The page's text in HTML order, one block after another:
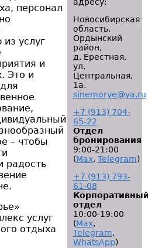
персонал
услуг
и
Это и
– чтобы
радость
услуг
отдыха
адресу:
Новосибирская
область,
Ордынский
район,
д. Ерестная,
ул.
Центральная,
1а.
sinemorye@ya.ru
+7 (913) 704-
65-22
Отдел
бронирования
9:00-21:00
(Мах, Telegram)
+7 (913) 793-
61-08
отдел
10:00-19:00
(Мах,
Telegram,
WhatsApp)